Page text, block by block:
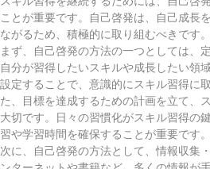
ことが重要です。自己啓発は、自己成長
ながるため、積極的に取り組むべきです。
まず、自己啓発の方法の一つとしては、
自分が習得したいスキルや成長したい領
設定することで、意識的にスキル習得に
た、目標を達成するための計画を立て、
大切です。日々の習慣化がスキル習得の
習や学習時間を確保することが重要です。
次に、自己啓発の方法として、情報収集